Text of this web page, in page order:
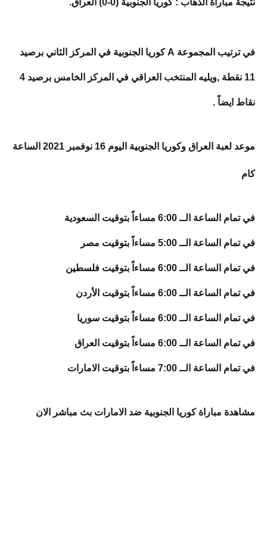
نتيجة مباراة الذهاب : كوريا الجنوبية (0-0) العراق.
في ترتيب المجموعة A كوريا الجنوبية في المركز الثاني برصيد
11 نقطة ,ويليه المنتخب العراقي في المركز الخامس برصيد 4
نقاط ايضاً .
موعد لعبة العراق وكوريا الجنوبية اليوم 16 نوفمبر 2021 الساعة
كام
في تمام الساعة الــ 6:00 مساءاً بتوقيت السعودية
في تمام الساعة الــ 5:00 مساءاً بتوقيت مصر
في تمام الساعة الــ 6:00 مساءاً بتوقيت فلسطين
في تمام الساعة الــ 6:00 مساءاً بتوقيت الأردن
في تمام الساعة الــ 6:00 مساءاً بتوقيت سوريا
في تمام الساعة الــ 6:00 مساءاً بتوقيت العراق
في تمام الساعة الــ 7:00 مساءاً بتوقيت الامارات
مشاهدة مباراة كوريا الجنوبية ضد الامارات بث مباشر الان